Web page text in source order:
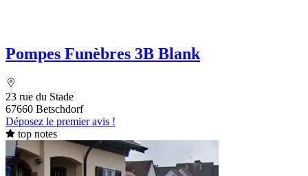
Pompes Funèbres 3B Blank
23 rue du Stade
67660 Betschdorf
Déposez le premier avis !
top notes